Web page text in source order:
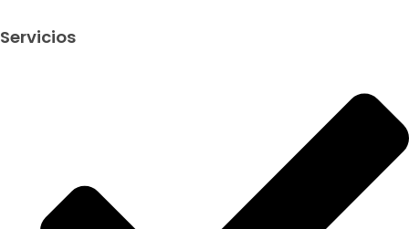
Servicios